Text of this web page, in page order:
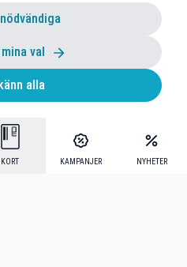
KORT KAMPANJER NYHETER
val
alla